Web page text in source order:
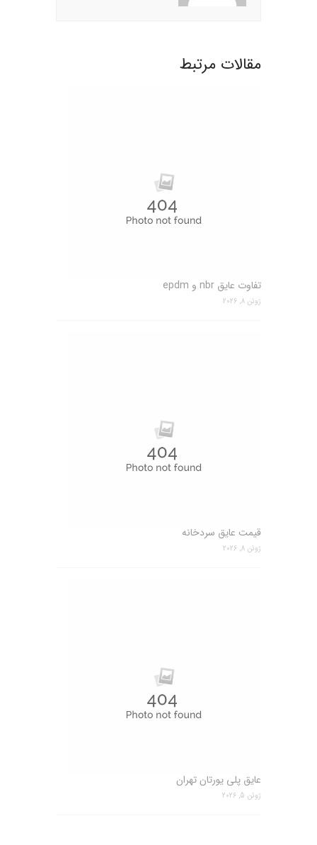
مقالات مرتبط
تفاوت عایق nbr و epdm
ژوئن 8, 2026
قیمت عایق سردخانه
ژوئن 8, 2026
عایق پلی یورتان تهران
ژوئن 5, 2026